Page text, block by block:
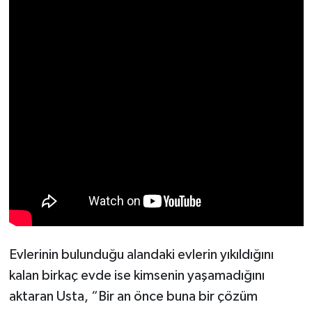
Evlerinin bulunduğu alandaki evlerin yıkıldığını
kalan birkaç evde ise kimsenin yaşamadığını
aktaran Usta, “Bir an önce buna bir çözüm